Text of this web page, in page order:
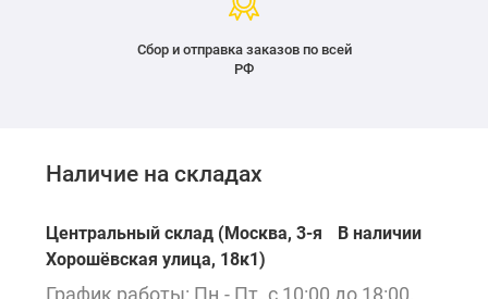
Сбор и отправка заказов по всей
РФ
Наличие на складах
Центральный склад (Москва, 3-я
Хорошёвская улица, 18к1)
В наличии
График работы: Пн.- Пт. с 10:00 до 18:00,